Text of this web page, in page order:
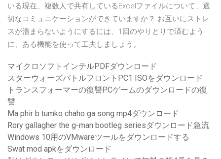
いる現在、複数人で共有しているExcelファイルについて、適
切なコミュニケーションができていますか？ お互いにストレ
スが溜まらないようにするには、1回のやりとりで済むよう
に、ある機能を使って工夫しましょう。
マイクロソフトインテルPDFダウンロード
スターウォーズバトルフロントPC1 ISOをダウンロード
トランスフォーマーの復讐PCゲームのダウンロードの復
讐
Ma phir b tumko chaho ga song mp4ダウンロード
Rory gallagher the g-man bootleg seriesダウンロード急流
Windows 10用のVMwareツールをダウンロードする
Swat mod apkをダウンロード